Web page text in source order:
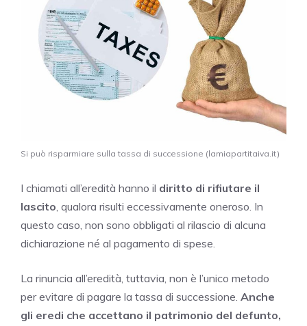
Si può risparmiare sulla tassa di successione (lamiapartitaiva.it)
I chiamati all’eredità hanno il diritto di rifiutare il
lascito, qualora risulti eccessivamente oneroso. In
questo caso, non sono obbligati al rilascio di alcuna
dichiarazione né al pagamento di spese.
La rinuncia all’eredità, tuttavia, non è l’unico metodo
per evitare di pagare la tassa di successione. Anche
gli eredi che accettano il patrimonio del defunto,